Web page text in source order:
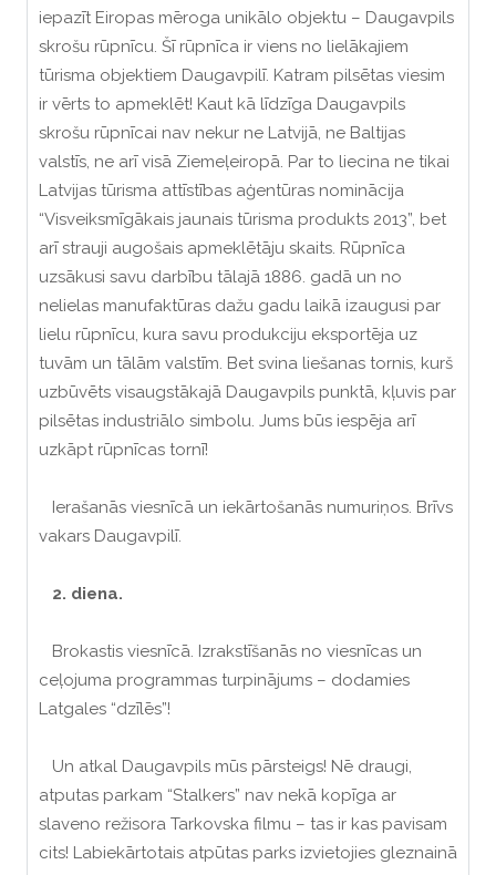
iepazīt Eiropas mēroga unikālo objektu – Daugavpils
skrošu rūpnīcu. Šī rūpnīca ir viens no lielākajiem
tūrisma objektiem Daugavpilī. Katram pilsētas viesim
ir vērts to apmeklēt! Kaut kā līdzīga Daugavpils
skrošu rūpnīcai nav nekur ne Latvijā, ne Baltijas
valstīs, ne arī visā Ziemeļeiropā. Par to liecina ne tikai
Latvijas tūrisma attīstības aģentūras nominācija
“Visveiksmīgākais jaunais tūrisma produkts 2013”, bet
arī strauji augošais apmeklētāju skaits. Rūpnīca
uzsākusi savu darbību tālajā 1886. gadā un no
nelielas manufaktūras dažu gadu laikā izaugusi par
lielu rūpnīcu, kura savu produkciju eksportēja uz
tuvām un tālām valstīm. Bet svina liešanas tornis, kurš
uzbūvēts visaugstākajā Daugavpils punktā, kļuvis par
pilsētas industriālo simbolu. Jums būs iespēja arī
uzkāpt rūpnīcas tornī!
Ierašanās viesnīcā un iekārtošanās numuriņos. Brīvs
vakars Daugavpilī.
2. diena.
Brokastis viesnīcā. Izrakstīšanās no viesnīcas un
ceļojuma programmas turpinājums – dodamies
Latgales “dzīlēs”!
Un atkal Daugavpils mūs pārsteigs! Nē draugi,
atputas parkam “Stalkers” nav nekā kopīga ar
slaveno režisora Tarkovska filmu – tas ir kas pavisam
cits! Labiekārtotais atpūtas parks izvietojies gleznainā